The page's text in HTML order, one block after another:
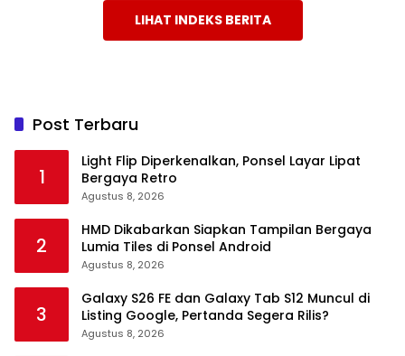
LIHAT INDEKS BERITA
Post Terbaru
1
Light Flip Diperkenalkan, Ponsel Layar Lipat
Bergaya Retro
Agustus 8, 2026
2
HMD Dikabarkan Siapkan Tampilan Bergaya
Lumia Tiles di Ponsel Android
Agustus 8, 2026
3
Galaxy S26 FE dan Galaxy Tab S12 Muncul di
Listing Google, Pertanda Segera Rilis?
Agustus 8, 2026